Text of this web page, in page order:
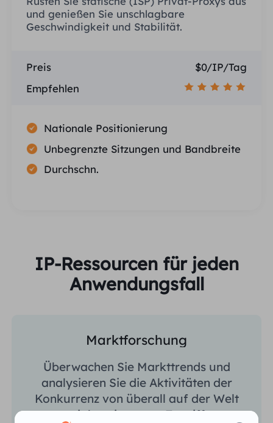
und genießen Sie unschlagbare
Geschwindigkeit und Stabilität.
Preis
$0/IP/Tag
Empfehlen
Nationale Positionierung
Unbegrenzte Sitzungen und Bandbreite
Durchschn.
IP-Ressourcen für jeden
Anwendungsfall
Marktforschung
Überwachen Sie Markttrends und
analysieren Sie die Aktivitäten der
Konkurrenz von überall auf der Welt
mit konsistentem Zugriff.